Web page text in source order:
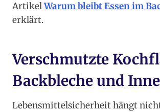
ArtikelWarum bleibt Essen im
erklärt.
Verschmutzte
Backbleche und
Lebensmittelsicherheit hängt